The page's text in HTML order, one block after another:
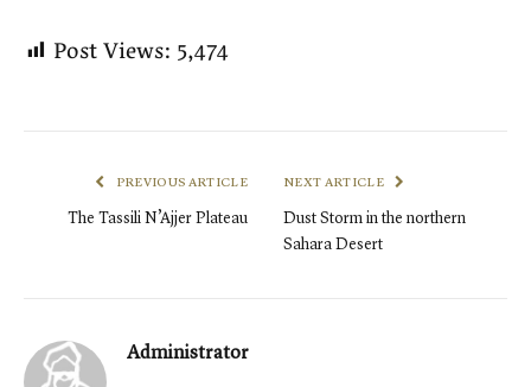
Post Views: 5,474
PREVIOUS ARTICLE
The Tassili N’Ajjer Plateau
NEXT ARTICLE
Dust Storm in the northern
Sahara Desert
Administrator